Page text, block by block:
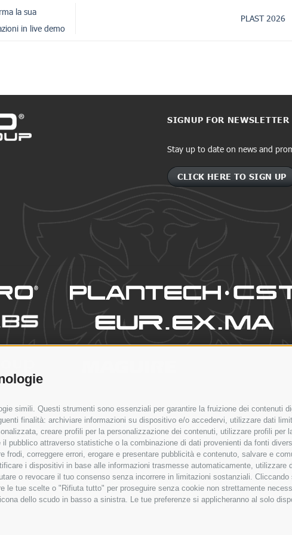
simili. Questi strumenti sono essenziali per garantire la fruizione dei contenuti
finalità: archiviare informazioni su dispositivo e/o accedervi, utilizzare dati
creare profili per la personalizzazione dei contenuti, utilizzare profili
pubblico attraverso statistiche o la combinazione di dati provenienti da fonti
correggere errori, erogare e presentare pubblicità e contenuto, salvare e
i dispositivi in base alle informazioni trasmesse automaticamente,
o revocare il tuo consenso senza incorrere in limitazioni sostanziali.
tue scelte o "Rifiuta tutto" per proseguire senza cookie non strettamente
dello scudo in basso a sinistra. Le tue preferenze si applicheranno al solo
la sua
in live demo
PLAST 2026
SIGNUP FOR NEWSLETTER
Stay up to date on news and
CLICK HERE TO SIGN UP
PRODOTTI PROCESSI NEWS & EVENTI CONTATTI